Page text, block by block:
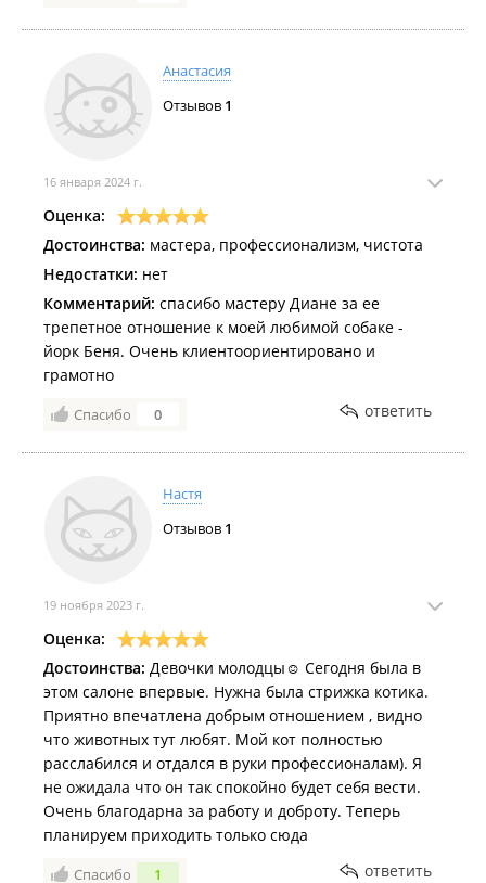
Анастасия
Отзывов 1
16 января 2024 г.
Оценка:
Достоинства: мастера, профессионализм, чистота
Недостатки: нет
Комментарий: спасибо мастеру Диане за ее
трепетное отношение к моей любимой собаке -
йорк Беня. Очень клиентоориентировано и
грамотно
Спасибо 0 ответить
Настя
Отзывов 1
19 ноября 2023 г.
Оценка:
Достоинства: Девочки молодцы☺️ Сегодня была в
этом салоне впервые. Нужна была стрижка котика.
Приятно впечатлена добрым отношением , видно
что животных тут любят. Мой кот полностью
расслабился и отдался в руки профессионалам). Я
не ожидала что он так спокойно будет себя вести.
Очень благодарна за работу и доброту. Теперь
планируем приходить только сюда
Спасибо 1 ответить